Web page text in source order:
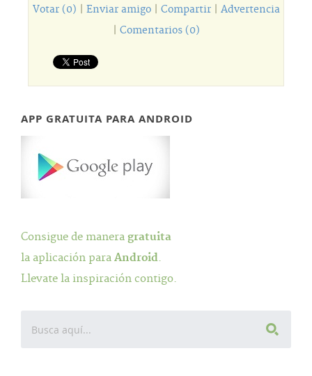
Votar (0) Enviar amigo| Compartir| Advertencia
Comentarios (0)
APP GRATUITA PARA ANDROID
Consigue de manera gratuita
la aplicación para Android.
Llevate la inspiración contigo.